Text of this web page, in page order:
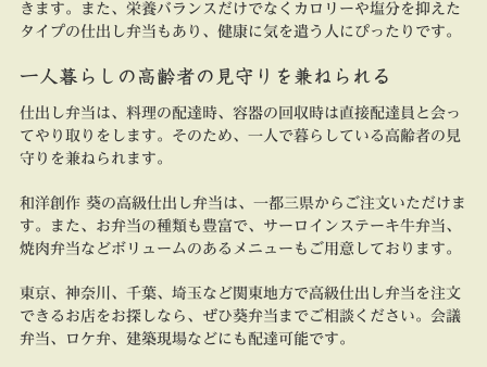
きます。また、栄養バランスだけでなくカロリーや塩分を抑えた
タイプの仕出し弁当もあり、健康に気を遣う人にぴったりです。
一人暮らしの高齢者の見守りを兼ねられる
仕出し弁当は、料理の配達時、容器の回収時は直接配達員と会っ
てやり取りをします。そのため、一人で暮らしている高齢者の見
守りを兼ねられます。
和洋創作 葵の高級仕出し弁当は、一都三県からご注文いただけま
す。また、お弁当の種類も豊富で、サーロインステーキ牛弁当、
焼肉弁当などボリュームのあるメニューもご用意しております。
東京、神奈川、千葉、埼玉など関東地方で高級仕出し弁当を注文
できるお店をお探しなら、ぜひ葵弁当までご相談ください。会議
弁当、ロケ弁、建築現場などにも配達可能です。